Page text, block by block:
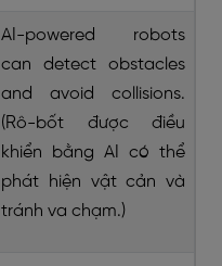
AI-powered robots
can detect obstacles
and avoid collisions.
(Rô-bốt được điều
khiển bằng AI có thể
phát hiện vật cản và
tránh va chạm.)